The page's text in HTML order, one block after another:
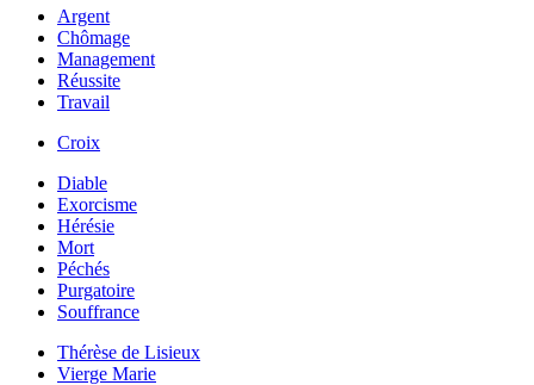
Argent
Chômage
Management
Réussite
Travail
Croix
Diable
Exorcisme
Hérésie
Mort
Péchés
Purgatoire
Souffrance
Thérèse de Lisieux
Vierge Marie